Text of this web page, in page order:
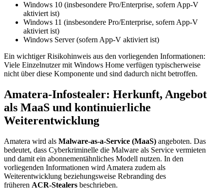
Windows 10 (insbesondere Pro/Enterprise, sofern App-V
aktiviert ist)
Windows 11 (insbesondere Pro/Enterprise, sofern App-V
aktiviert ist)
Windows Server (sofern App-V aktiviert ist)
Ein wichtiger Risikohinweis aus den vorliegenden Informationen:
Viele Einzelnutzer mit Windows Home verfügen typischerweise
nicht über diese Komponente und sind dadurch nicht betroffen.
Amatera-Infostealer: Herkunft, Angebot
als MaaS und kontinuierliche
Weiterentwicklung
Amatera wird als Malware-as-a-Service (MaaS) angeboten. Das
bedeutet, dass Cyberkriminelle die Malware als Service vermieten
und damit ein abonnementähnliches Modell nutzen. In den
vorliegenden Informationen wird Amatera zudem als
Weiterentwicklung beziehungsweise Rebranding des
früheren ACR-Stealers beschrieben.